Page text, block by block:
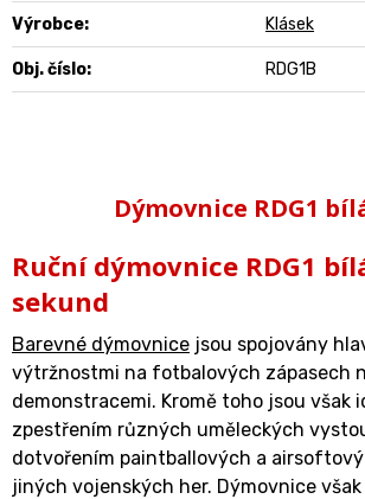
Výrobce: Klásek
Obj. číslo: RDG1B
Dýmovnice RDG1
Ruční dýmovnice RDG1
sekund
Barevné dýmovnice jsou spojovány
výtržnostmi na fotbalových zápasech
demonstracemi. Kromě toho jsou však
zpestřením různých uměleckých
dotvořením paintballových a
jiných vojenských her. Dýmovnice